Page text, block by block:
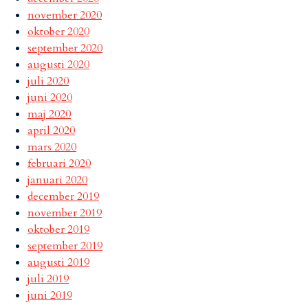
november 2020
oktober 2020
september 2020
augusti 2020
juli 2020
juni 2020
maj 2020
april 2020
mars 2020
februari 2020
januari 2020
december 2019
november 2019
oktober 2019
september 2019
augusti 2019
juli 2019
juni 2019